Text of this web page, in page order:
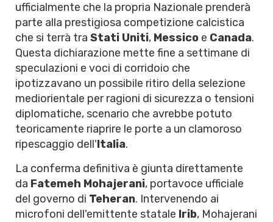
ufficialmente che la propria Nazionale prenderà
parte alla prestigiosa competizione calcistica
che si terrà tra Stati Uniti, Messico e Canada.
Questa dichiarazione mette fine a settimane di
speculazioni e voci di corridoio che
ipotizzavano un possibile ritiro della selezione
mediorientale per ragioni di sicurezza o tensioni
diplomatiche, scenario che avrebbe potuto
teoricamente riaprire le porte a un clamoroso
ripescaggio dell'Italia.
La conferma definitiva è giunta direttamente
da Fatemeh Mohajerani, portavoce ufficiale
del governo di Teheran. Intervenendo ai
microfoni dell'emittente statale Irib, Mohajerani